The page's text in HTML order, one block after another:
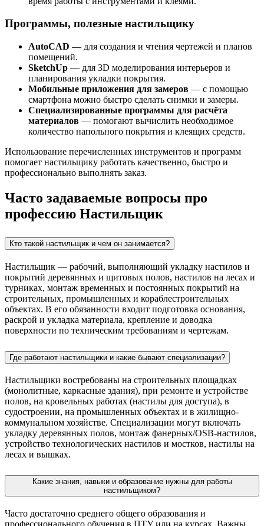
Программы, полезные настильщику
AutoCAD — для создания и чтения чертежей и планов
помещений.
SketchUp — для 3D моделирования интерьеров и
планирования укладки покрытия.
Мобильные приложения для замеров — с помощью
смартфона можно быстро сделать снимки и замеры.
Специализированные программы для расчёта
материалов — помогают вычислить необходимое
количество напольного покрытия и клеящих средств.
Использование перечисленных инструментов и программ
помогает настильщику работать качественно, быстро и
профессионально выполнять заказ.
Часто задаваемые вопросы про
профессию Настильщик
Кто такой настильщик и чем он занимается?
Настильщик — рабочий, выполняющий укладку настилов и
покрытий деревянных и щитовых полов, настилов на лесах и
турниках, монтаж временных и постоянных покрытий на
строительных, промышленных и кораблестроительных
объектах. В его обязанности входит подготовка основания,
раскрой и укладка материала, крепление и доводка
поверхности по техническим требованиям и чертежам.
Где работают настильщики и какие бывают специализации?
Настильщики востребованы на строительных площадках
(монолитные, каркасные здания), при ремонте и устройстве
полов, на кровельных работах (настилы для доступа), в
судостроении, на промышленных объектах и в жилищно-
коммунальном хозяйстве. Специализации могут включать
укладку деревянных полов, монтаж фанерных/OSB-настилов,
устройство технологических настилов и мостков, настилы на
лесах и вышках.
Какие знания, навыки и образование нужны для работы
настильщиком?
Часто достаточно среднего общего образования и